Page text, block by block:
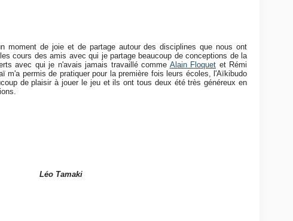
moment de joie et de partage autour des disciplines que nous ont
cours des amis avec qui je partage beaucoup de conceptions de la
avec qui je n'avais jamais travaillé comme Alain Floquet et Rémi
m'a permis de pratiquer pour la première fois leurs écoles, l'Aïkibudo
de plaisir à jouer le jeu et ils ont tous deux été très généreux en
Léo Tamaki